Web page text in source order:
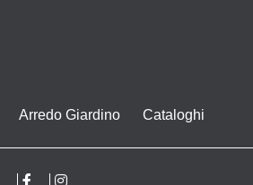
Arredo Giardino Cataloghi